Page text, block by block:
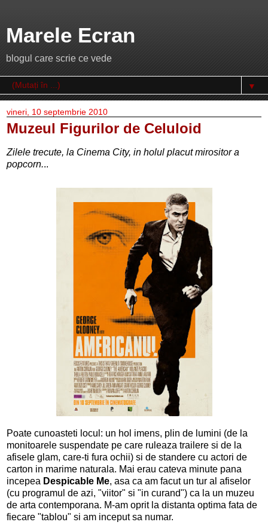
Marele Ecran
blogul care scrie ce vede
▼
vineri, 10 septembrie 2010
Muzeul Figurilor de Celuloid
Zilele trecute, la Cinema City, in holul placut mirositor a
popcorn...
Poate cunoasteti locul: un hol imens, plin de lumini (de la
monitoarele suspendate pe care ruleaza trailere si de la
afisele glam, care-ti fura ochii) si de standere cu actori de
carton in marime naturala. Mai erau cateva minute pana
incepea Despicable Me, asa ca am facut un tur al afiselor
(cu programul de azi, "viitor" si "in curand") ca la un muzeu
de arta contemporana. M-am oprit la distanta optima fata de
fiecare "tablou" si am inceput sa numar.